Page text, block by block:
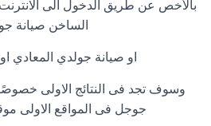
بالأخص عن طريق الدخول الى
الساخن صيانة
او صيانة جولدي المعادي
وسوف تجد فى النتائج الاولى
جوجل فى المواقع الاولى